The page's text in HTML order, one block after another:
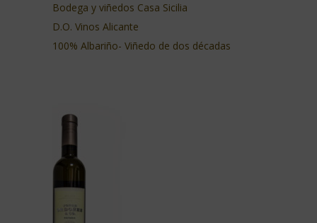
Bodega y viñedos Casa Sicilia
D.O. Vinos Alicante
100% Albariño- Viñedo de dos décadas